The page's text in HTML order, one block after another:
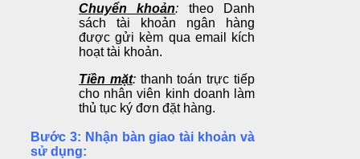
Chuyển khoản: theo Danh
sách tài khoản ngân hàng
được gửi kèm qua email kích
hoạt tài khoản.
Tiền mặt: thanh toán trực tiếp
cho nhân viên kinh doanh làm
thủ tục ký đơn đặt hàng.
Bước 3: Nhận bàn giao tài khoản và
sử dụng: